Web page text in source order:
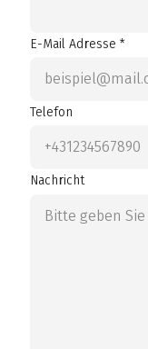
E-Mail Adresse *
Telefon
Nachricht